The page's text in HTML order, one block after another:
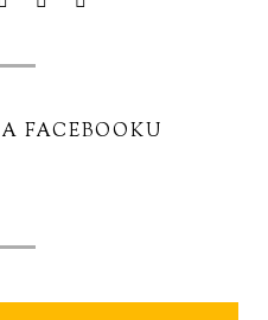
FACEBOOKU